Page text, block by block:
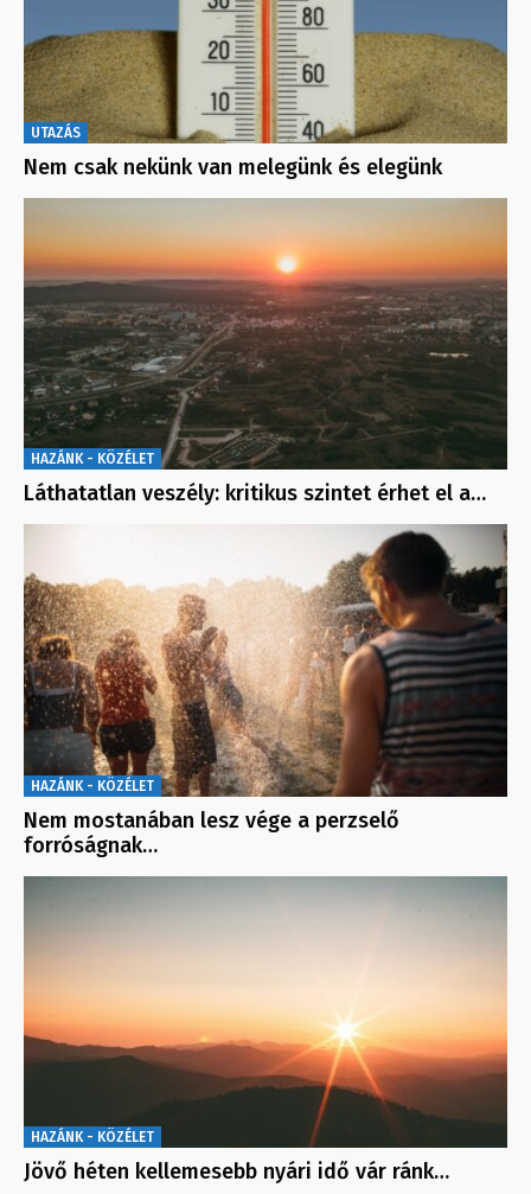
UTAZÁS
Nem csak nekünk van melegünk és elegünk
HAZÁNK - KÖZÉLET
Láthatatlan veszély: kritikus szintet érhet el a…
HAZÁNK - KÖZÉLET
Nem mostanában lesz vége a perzselő
forróságnak…
HAZÁNK - KÖZÉLET
Jövő héten kellemesebb nyári idő vár ránk…